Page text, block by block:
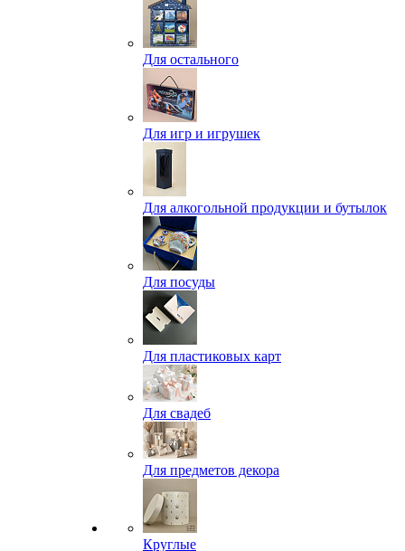
Для остального
Для игр и игрушек
Для алкогольной продукции и бутылок
Для посуды
Для пластиковых карт
Для свадеб
Для предметов декора
Круглые